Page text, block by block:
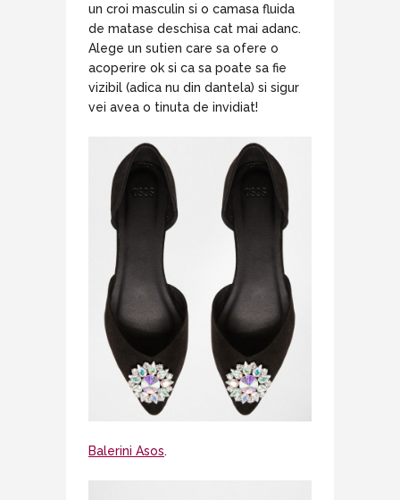
un croi masculin si o camasa fluida
de matase deschisa cat mai adanc.
Alege un sutien care sa ofere o
acoperire ok si ca sa poate sa fie
vizibil (adica nu din dantela) si sigur
vei avea o tinuta de invidiat!
Balerini Asos.